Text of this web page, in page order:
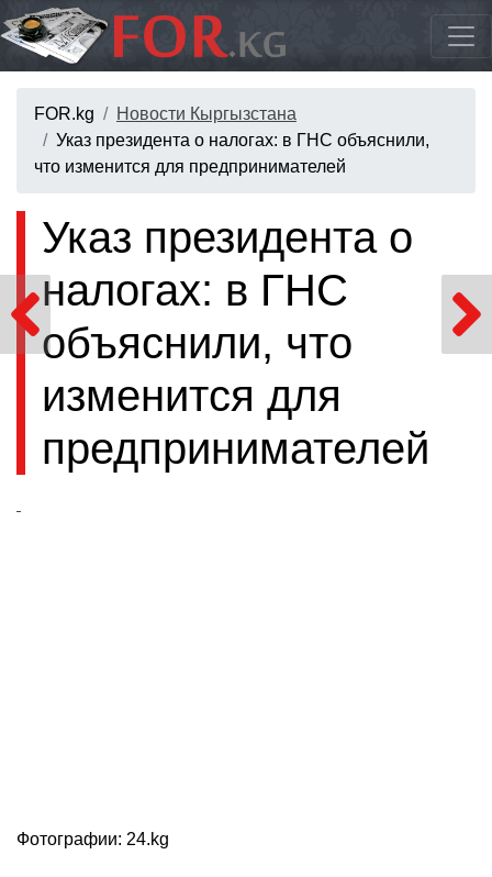
FOR.kg
Новости Кыргызстана
Указ президента о налогах: в ГНС объяснили,
что изменится для предпринимателей
Указ президента о
налогах: в ГНС
объяснили, что
изменится для
предпринимателей
Фотографии: 24.kg